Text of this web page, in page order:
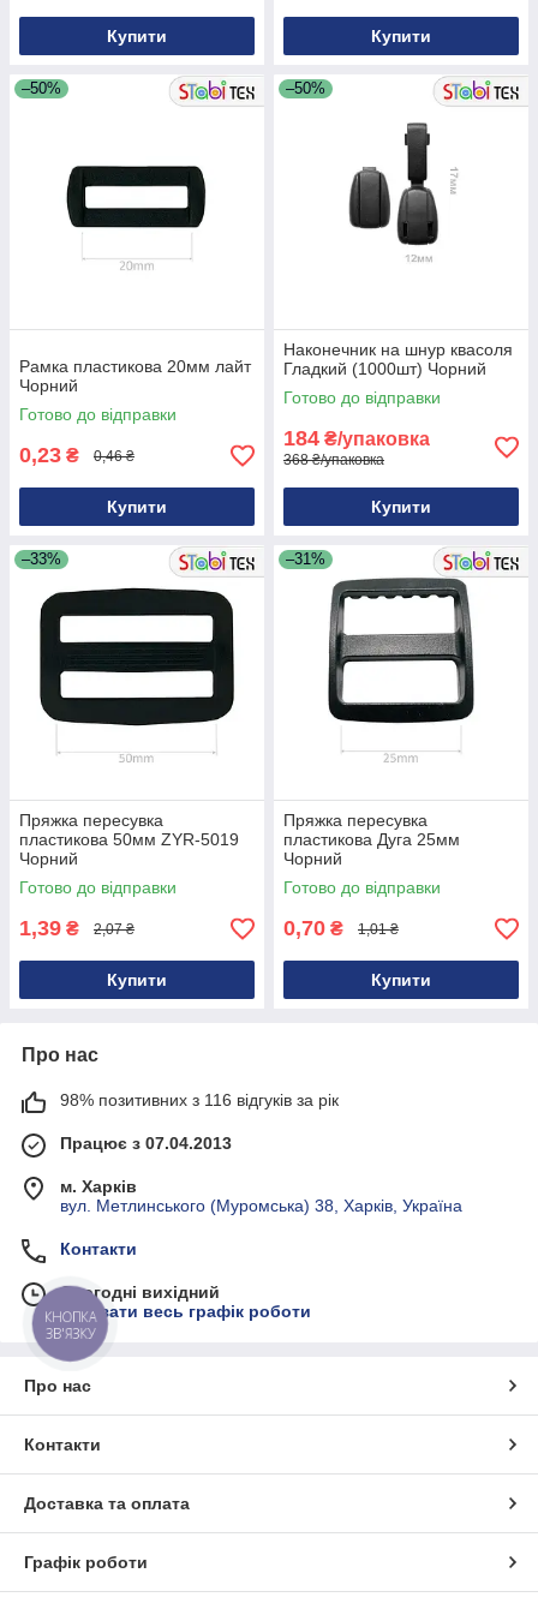
Купити Купити
–50%
Рамка пластикова 20мм лайт
Чорний
Готово до відправки
0,23 ₴ 0,46 ₴
Купити
–50%
Наконечник на шнур квасоля
Гладкий (1000шт) Чорний
Готово до відправки
184 ₴/упаковка
368 ₴/упаковка
Купити
–33%
Пряжка пересувка
пластикова 50мм ZYR-5019
Чорний
Готово до відправки
1,39 ₴ 2,07 ₴
Купити
–31%
Пряжка пересувка
пластикова Дуга 25мм
Чорний
Готово до відправки
0,70 ₴ 1,01 ₴
Купити
Про нас
98% позитивних з 116 відгуків за рік
Працює з 07.04.2013
м. Харків
вул. Метлинського (Муромська) 38, Харків, Україна
Контакти
Сьогодні вихідний
Показати весь графік роботи
Про нас
Контакти
Доставка та оплата
Графік роботи
КНОПКА
ЗВ'ЯЗКУ